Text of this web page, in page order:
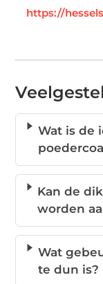
https://
Wat is de
Kan de
worden
Wat
te dun is?